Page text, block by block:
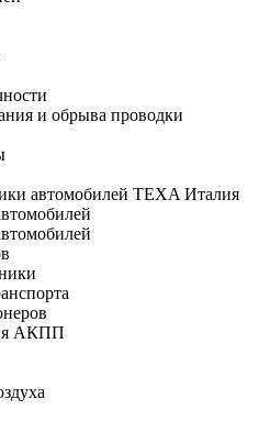
и обрыва проводки
автомобилей TEXA Италия
АКПП